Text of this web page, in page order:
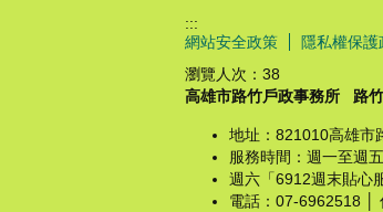
:::
網站安全政策
隱私權保護
瀏覽人次： 38
高雄市路竹戶政事務所
路
地址：821010高雄市
服務時間：週一至週
週六「6912週末貼心
電話：07-6962518 │